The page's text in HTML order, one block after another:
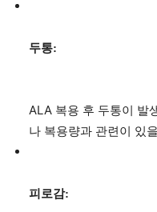
두통:
ALA 복용 후 두통이 발
나 복용량과 관련이 있
피로감: